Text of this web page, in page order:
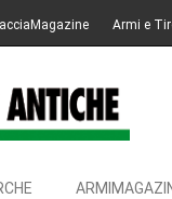
Armi e